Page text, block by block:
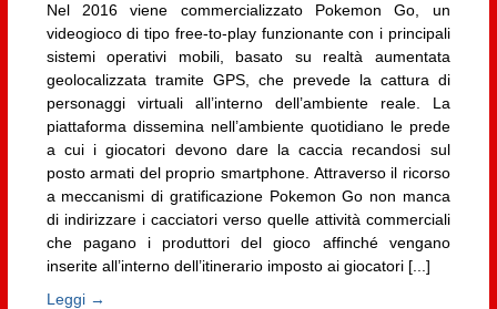
Nel 2016 viene commercializzato Pokemon Go, un
videogioco di tipo free-to-play funzionante con i principali
sistemi operativi mobili, basato su realtà aumentata
geolocalizzata tramite GPS, che prevede la cattura di
personaggi virtuali all’interno dell’ambiente reale. La
piattaforma dissemina nell’ambiente quotidiano le prede
a cui i giocatori devono dare la caccia recandosi sul
posto armati del proprio smartphone. Attraverso il ricorso
a meccanismi di gratificazione Pokemon Go non manca
di indirizzare i cacciatori verso quelle attività commerciali
che pagano i produttori del gioco affinché vengano
inserite all’interno dell’itinerario imposto ai giocatori [...]
Leggi →